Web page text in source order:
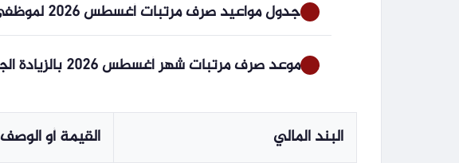
جدول مواعيد صرف مرتبات أغسطس 2026 لموظفي الدولة بجميع الوزارات والهيئات
موعد صرف مرتبات شهر أغسطس 2026 بالزيادة الجديدة رسميا بعد بيان وزارة المالية
البند المالي
القيمة أو الوصف